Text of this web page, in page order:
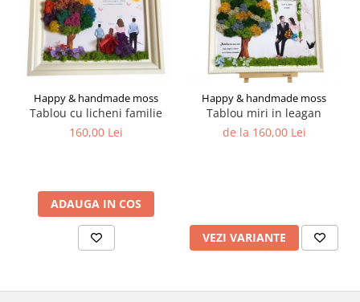
Happy & handmade moss
Tablou cu licheni familie
160,00 Lei
ADAUGA IN COS
Happy & handmade moss
Tablou miri in leagan
de la 160,00 Lei
VEZI VARIANTE